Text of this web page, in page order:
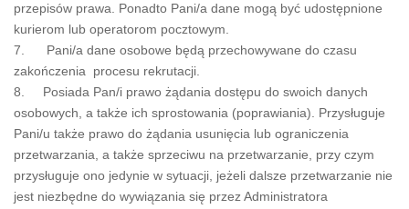
przepisów prawa. Ponadto Pani/a dane mogą być udostępnione
kurierom lub operatorom pocztowym.
7. Pani/a dane osobowe będą przechowywane do czasu
zakończenia procesu rekrutacji.
8. Posiada Pan/i prawo żądania dostępu do swoich danych
osobowych, a także ich sprostowania (poprawiania). Przysługuje
Pani/u także prawo do żądania usunięcia lub ograniczenia
przetwarzania, a także sprzeciwu na przetwarzanie, przy czym
przysługuje ono jedynie w sytuacji, jeżeli dalsze przetwarzanie nie
jest niezbędne do wywiązania się przez Administratora